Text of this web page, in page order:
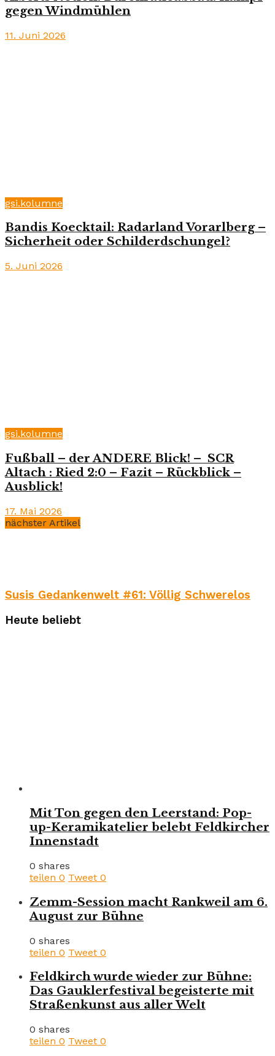
gegen Windmühlen
11. Juni 2026
gsi.kolumne
Bandis Koecktail: Radarland Vorarlberg –
Sicherheit oder Schilderdschungel?
5. Juni 2026
gsi.kolumne
Fußball – der ANDERE Blick! – SCR
Altach : Ried 2:0 – Fazit – Rückblick –
Ausblick!
17. Mai 2026
nächster Artikel
Susis Gedankenwelt #61: Völlig Schwerelos
Heute beliebt
Mit Ton gegen den Leerstand: Pop-
up-Keramikatelier belebt Feldkircher
Innenstadt
0 shares
teilen 0 Tweet 0
Zemm-Session macht Rankweil am 6.
August zur Bühne
0 shares
teilen 0 Tweet 0
Feldkirch wurde wieder zur Bühne:
Das Gauklerfestival begeisterte mit
Straßenkunst aus aller Welt
0 shares
teilen 0 Tweet 0